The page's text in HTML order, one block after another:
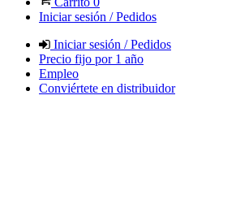
Iniciar sesión / Pedidos
Iniciar sesión / Pedidos
Precio fijo por 1 año
Empleo
Conviértete en distribuidor